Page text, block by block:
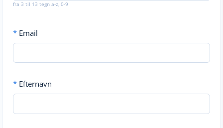
fra 3 til 13 tegn a-z, 0-9
* Email
* Efternavn